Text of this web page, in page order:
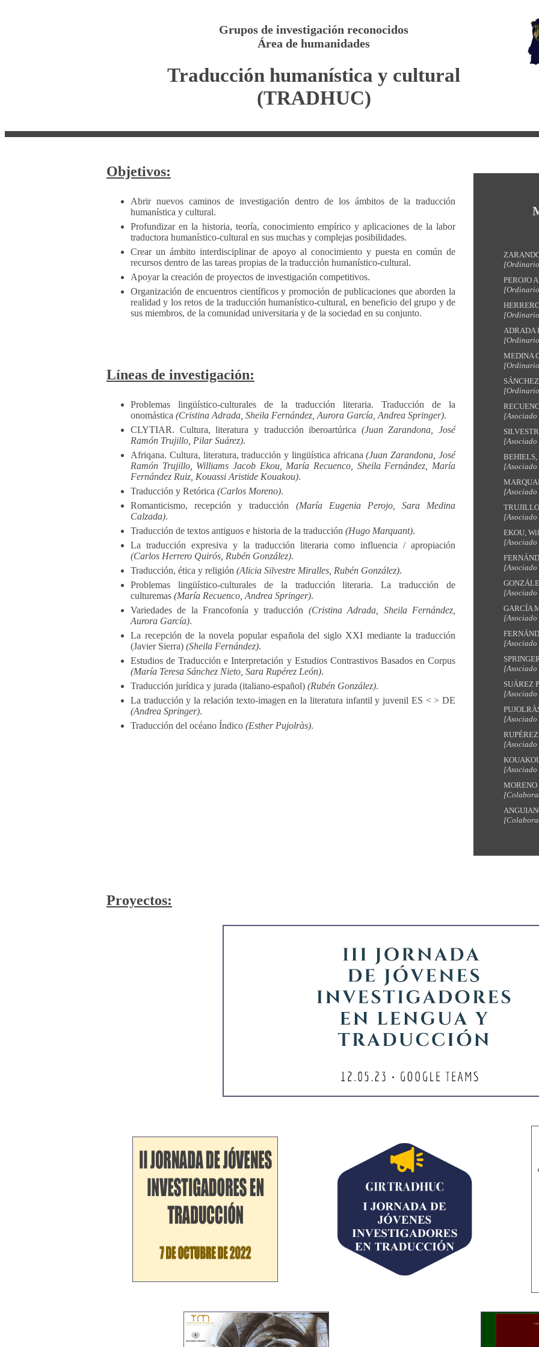
Grupos de investigación reconocidos
Área de humanidades
Traducción humanística y cultural
(TRADHUC)
Objetivos:
Abrir nuevos caminos de investigación dentro de los ámbitos de la traducción
humanística y cultural.
Profundizar en la historia, teoría, conocimiento empírico y aplicaciones de la labor
traductora humanístico-cultural en sus muchas y complejas posibilidades.
Crear un ámbito interdisciplinar de apoyo al conocimiento y puesta en común de
recursos dentro de las tareas propias de la traducción humanístico-cultural.
Apoyar la creación de proyectos de investigación competitivos.
Organización de encuentros científicos y promoción de publicaciones que aborden la
realidad y los retos de la traducción humanístico-cultural, en beneficio del grupo y de
sus miembros, de la comunidad universitaria y de la sociedad en su conjunto.
PEROJO
ADRADA
MEDINA
[Asociado
[Asociado
[Asociado
[Asociado
[Asociado
EKOU,
[Asociado
[Asociado
[Asociado
GARCÍA
[Asociado
[Asociado
[Asociado
SUÁREZ
[Asociado
[Asociado
[Asociado
[Asociado
MORENO
Líneas de investigación:
Problemas lingüístico-culturales de la traducción literaria. Traducción de la
onomástica (Cristina Adrada, Sheila Fernández, Aurora García, Andrea Springer).
CLYTIAR. Cultura, literatura y traducción iberoartúrica (Juan Zarandona, José
Ramón Trujillo, Pilar Suárez).
Afriqana. Cultura, literatura, traducción y lingüística africana(Juan Zarandona, José
Ramón Trujillo, Williams Jacob Ekou, María Recuenco, Sheila Fernández, María
Fernández Ruiz, Kouassi Aristide Kouakou).
Traducción y Retórica (Carlos Moreno).
Romanticismo, recepción y traducción (María Eugenia Perojo, Sara Medina
Calzada).
Traducción de textos antiguos e historia de la traducción (Hugo Marquant).
La traducción expresiva y la traducción literaria como influencia / apropiación
(Carlos Herrero Quirós, Rubén González).
Traducción, ética y religión (Alicia Silvestre Miralles, Rubén González).
Problemas lingüístico-culturales de la traducción literaria. La traducción de
culturemas (María Recuenco, Andrea Springer).
Variedades de la Francofonía y traducción (Cristina Adrada, Sheila Fernández,
Aurora García).
La recepción de la novela popular española del siglo XXI mediante la traducción
(Javier Sierra) (Sheila Fernández).
Estudios de Traducción e Interpretación y Estudios Contrastivos Basados en Corpus
(María Teresa Sánchez Nieto, Sara Rupérez León).
Traducción jurídica y jurada (italiano-español) (Rubén González).
La traducción y la relación texto-imagen en la literatura infantil y juvenil ES < > DE
(Andrea Springer).
Traducción del océano Índico (Esther Pujolràs).
Proyectos: